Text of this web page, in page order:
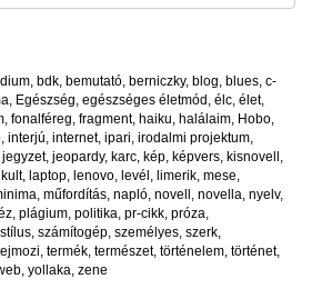
bdk bemutató berniczky, blog blues c-
Egészség egészséges életmód élc élet,
fonalféreg fragment, haiku halálaim Hobo
interjú internet, ipari irodalmi projektum
jegyzet, jeopardy, karc kép képvers kisnovell
kult, laptop lenovo levél limerik mese
műfordítás napló novell novella nyelv,
plágium politika pr-cikk próza
stílus számítogép személyes szerk
termék természet, történelem történet,
yollaka zene